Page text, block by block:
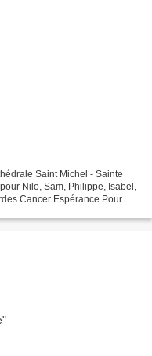
Saint Michel - Sainte
Nilo, Sam, Philippe, Isabel,
Cancer Espérance Pour